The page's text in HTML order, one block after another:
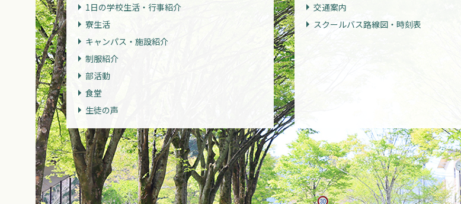
1日の学校生活・行事紹介
寮生活
キャンパス・施設紹介
制服紹介
部活動
食堂
生徒の声
交通案内
スクールバス路線図・時刻表